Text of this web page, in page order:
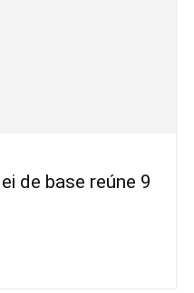
de base reúne 9